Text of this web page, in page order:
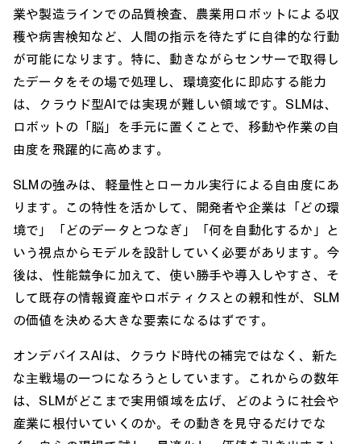
業や製造ラインでの品質検査、農業用ロボットによる収
穫や病害検知など、人間の指示を待たずに自律的な行動
が可能になります。特に、動きながらセンサーで取得し
たデータをその場で処理し、環境変化に即応する能力
は、クラウド型AIでは実現が難しい領域です。SLMは、
ロボットの「脳」を手元に置くことで、移動や作業の自
由度を飛躍的に高めます。
SLMの強みは、軽量性とローカル実行による自由度にあ
ります。この特性を活かして、開発者や企業は「どの環
境で」「どのデータとつなぎ」「何を自動化するか」と
いう視点からモデルを設計していく必要があります。今
後は、性能競争に加えて、使い勝手や導入しやすさ、そ
して既存の情報資産やロボティクスとの親和性が、SLM
の価値を決める大きな要素になるはずです。
オンデバイスAIは、クラウド時代の補完ではなく、新た
な主戦場の一つになろうとしています。これからの数年
は、SLMがどこまで実用領域を広げ、どのように社会や
産業に根付いていくのか。その動きを見守るだけでな